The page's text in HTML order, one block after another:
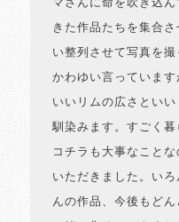
マさんに命を吹き込
きた作品たちを集合
い整列させて写真を
かわゆい言っていま
いいリムの広さとい
馴染みます。すごく暮
コチラも大事なこと
いただきました。い
んの作品、今後もど